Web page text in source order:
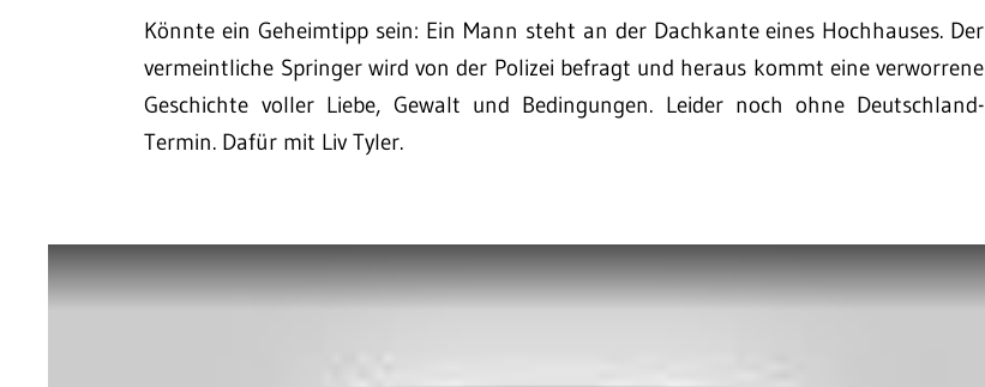
Könnte ein Geheimtipp sein: Ein Mann steht an der Dachkante eines Hochhauses. Der
vermeintliche Springer wird von der Polizei befragt und heraus kommt eine verworrene
Geschichte voller Liebe, Gewalt und Bedingungen. Leider noch ohne Deutschland-
Termin. Dafür mit Liv Tyler.